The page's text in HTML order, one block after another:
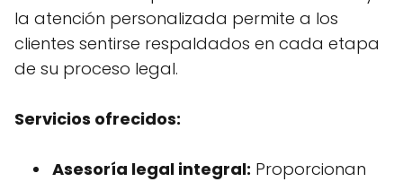
la atención personalizada permite a los
clientes sentirse respaldados en cada etapa
de su proceso legal.
Servicios ofrecidos:
Asesoría legal integral: Proporcionan